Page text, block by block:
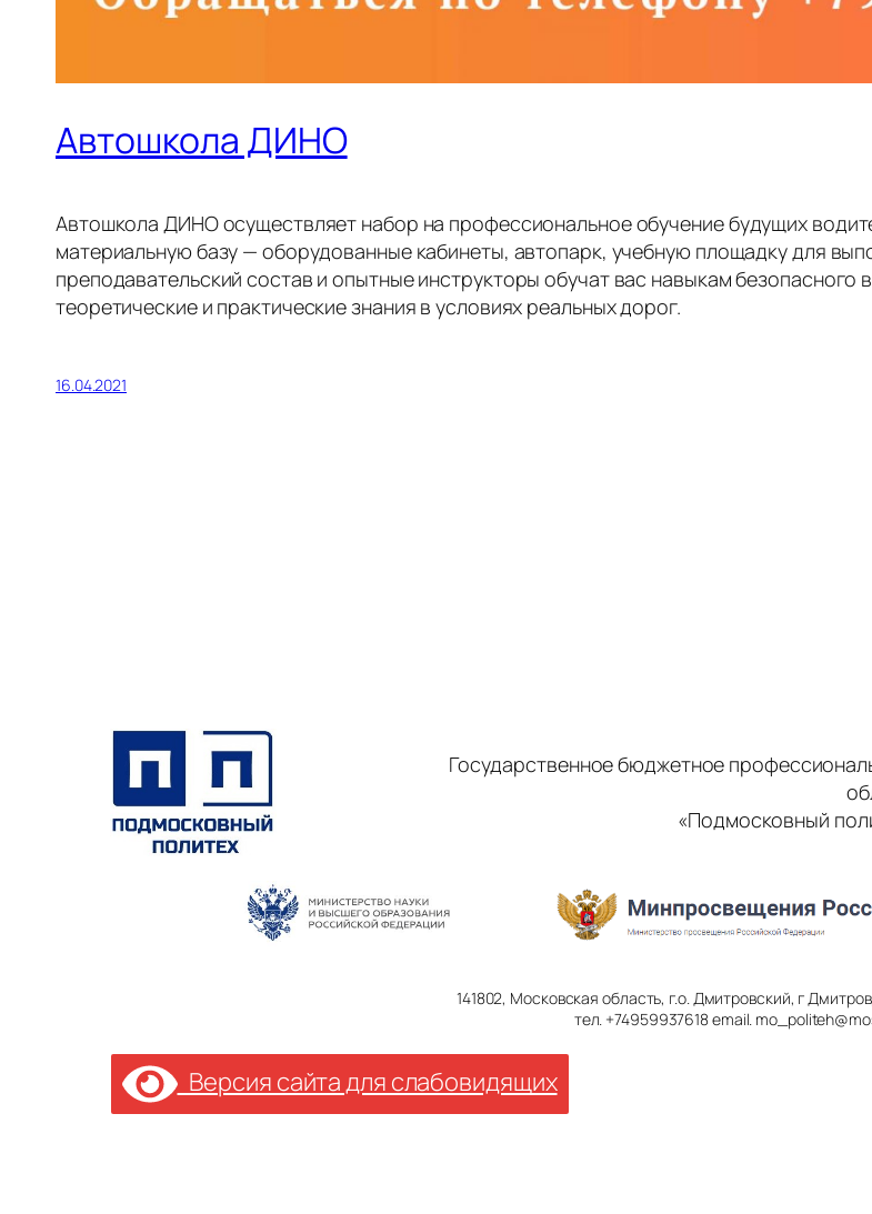
Автошкола ДИНО
Автошкола ДИНО осуществляет набор на профессиональное обучение будущих
материальную базу — оборудованные кабинеты, автопарк, учебную площадку для
преподавательский состав и опытные инструкторы обучат вас навыкам
теоретические и практические знания в условиях реальных дорог.
16.04.2021
Государственное бюджетное
«Подмосковный
141802, Московская область, г.о. Дмитровский, г
тел. +74959937618 email.
Версия сайта для слабовидящих